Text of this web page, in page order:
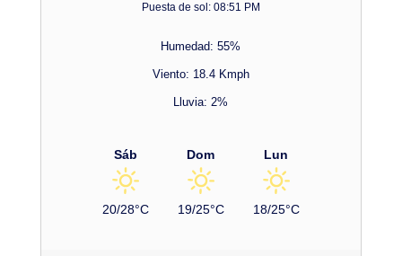
Puesta de sol: 08:51 PM
Humedad: 55%
Viento: 18.4 Kmph
Lluvia: 2%
Sáb
20/28°C
Dom
19/25°C
Lun
18/25°C